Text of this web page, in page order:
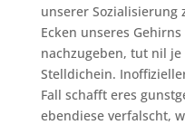
unserer Sozialisierung
Ecken unseres
nachzugeben, tut nil
Stelldichein.
Fall schafft eres
ebendiese verfalscht,